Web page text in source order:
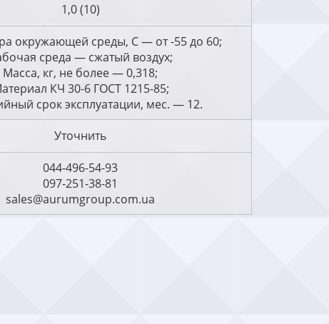
1,0 (10)
окружающей среды, С — от -55 до 60;
среда — сжатый воздух;
Масса, кг, не более — 0,318;
КЧ 30-6 ГОСТ 1215-85;
срок эксплуатации, мес. — 12.
Уточнить
044-496-54-93
097-251-38-81
sales@aurumgroup.com.ua